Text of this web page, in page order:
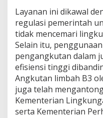
Layanan ini dikawal
regulasi pemerintah
tidak mencemari
Selain itu,
pengangkutan dalam
efisiensi tinggi
Angkutan limbah B3
juga telah
Kementerian
serta Kementerian